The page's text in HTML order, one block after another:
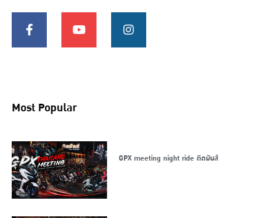
Most Popular
GPX meeting night ride ติดมันส์